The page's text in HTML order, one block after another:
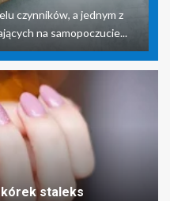
czynników, a jednym z
na samopoczucie...
staleks